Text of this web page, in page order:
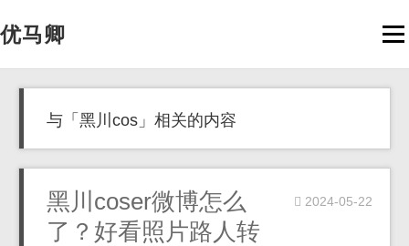
优马卿
与「黑川cos」相关的内容
黑川coser微博怎么
了？好看照片路人转
2024-05-22